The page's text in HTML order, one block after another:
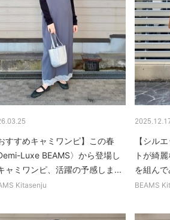
すすめキャミワンピ】この春
Luxe BEAMS〉から登場し
ャミワンピ、活躍の予感しま...
Kitasenju
【シル
トが綺
を組ん
BEAMS